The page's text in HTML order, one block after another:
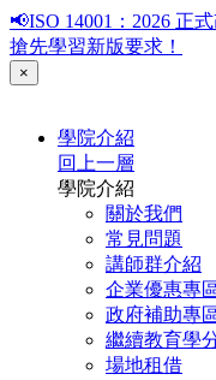
📢ISO 14001：2026 正
搶先學習新版要求！
×
學院介紹
回上一層
學院介紹
關於我們
常見問題
講師群介紹
企業優惠專
政府補助專
繼續教育學
場地租借